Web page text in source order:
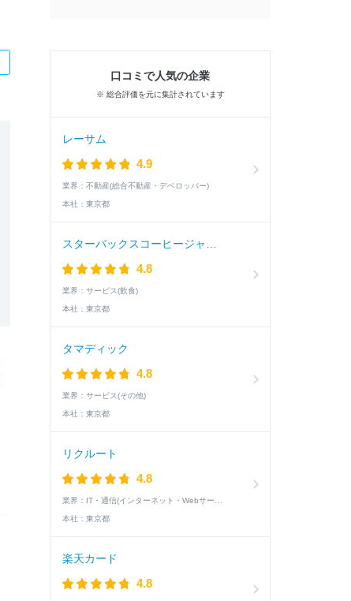
口コミで人気の企業
※ 総合評価を元に集計されています
レーサム
4.9
業界： 不動産(総合不動産・デベロッパー)
本社： 東京都
4.8
業界： サービス(飲食)
本社： 東京都
タマディック
4.8
業界： サービス(その他)
本社： 東京都
リクルート
4.8
業界：
本社： 東京都
楽天カード
4.8